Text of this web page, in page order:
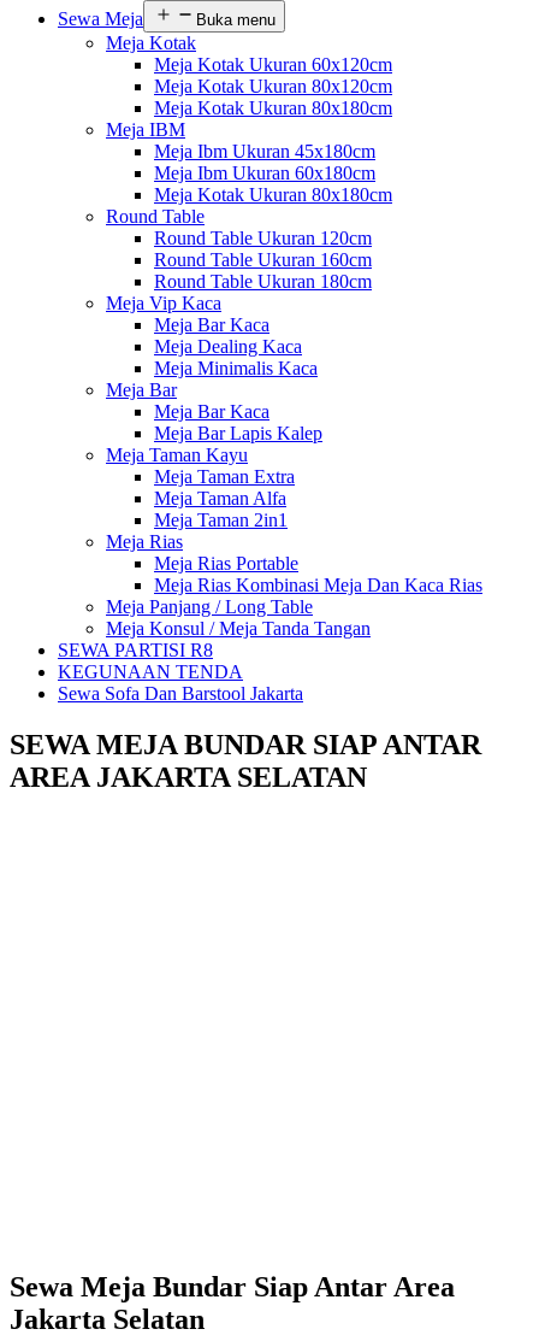
Sewa Meja
Buka menu
Meja Kotak
Meja Kotak Ukuran 60x120cm
Meja Kotak Ukuran 80x120cm
Meja Kotak Ukuran 80x180cm
Meja IBM
Meja Ibm Ukuran 45x180cm
Meja Ibm Ukuran 60x180cm
Meja Kotak Ukuran 80x180cm
Round Table
Round Table Ukuran 120cm
Round Table Ukuran 160cm
Round Table Ukuran 180cm
Meja Vip Kaca
Meja Bar Kaca
Meja Dealing Kaca
Meja Minimalis Kaca
Meja Bar
Meja Bar Kaca
Meja Bar Lapis Kalep
Meja Taman Kayu
Meja Taman Extra
Meja Taman Alfa
Meja Taman 2in1
Meja Rias
Meja Rias Portable
Meja Rias Kombinasi Meja Dan Kaca Rias
Meja Panjang / Long Table
Meja Konsul / Meja Tanda Tangan
SEWA PARTISI R8
KEGUNAAN TENDA
Sewa Sofa Dan Barstool Jakarta
SEWA MEJA BUNDAR SIAP ANTAR
AREA JAKARTA SELATAN
Sewa Meja Bundar Siap Antar Area
Jakarta Selatan